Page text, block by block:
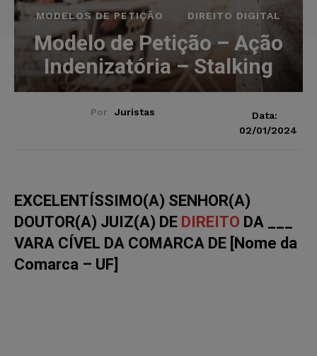
MODELOS DE PETIÇÃO DIREITO DIGITAL
Modelo de Petição – Ação
Indenizatória – Stalking
Por Juristas
Data:
02/01/2024
EXCELENTÍSSIMO(A) SENHOR(A)
DOUTOR(A) JUIZ(A) DE DIREITO DA ___
VARA CÍVEL DA COMARCA DE [Nome da
Comarca – UF]